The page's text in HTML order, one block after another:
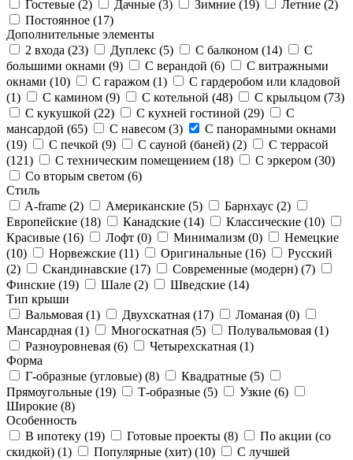
Гостевые (2) Дачные (3) Зимние (19) Летние (2)
Постоянное (17)
Дополнительные элементы
2 входа (23) Дуплекс (5) С балконом (14)
С
большими окнами (9) С верандой (6)
С витражными
окнами (10) С гаражом (1)
С гардеробом или кладовой
(1) С камином (9) С котельной (48) С крыльцом (73)
С кукушкой (22) С кухней гостиной (29)
С
мансардой (65) С навесом (3)
С панорамными окнами
(19) С печкой (9) С сауной (баней) (2)
С террасой
(121) С техническим помещением (18) С эркером (30)
Со вторым светом (6)
Стиль
A-frame (2) Американские (5) Барнхаус (2)
Европейские (18) Канадские (14) Классические (10)
Красивые (16) Лофт (0) Минимализм (0)
Немецкие
(10) Норвежские (11) Оригинальные (16)
Русский
(2) Скандинавские (17) Современные (модерн) (7)
Финские (19) Шале (2) Шведские (14)
Тип крыши
Вальмовая (1) Двухскатная (17) Ломаная (0)
Мансардная (1) Многоскатная (5) Полувальмовая (1)
Разноуровневая (6) Четырехскатная (1)
Форма
Г-образные (угловые) (8) Квадратные (5)
Прямоугольные (19) Т-образные (5) Узкие (6)
Широкие (8)
Особенность
В ипотеку (19) Готовые проекты (8)
По акции (со
скидкой) (1) Популярные (хит) (10)
С лучшей